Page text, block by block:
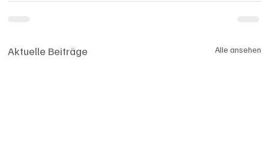
Aktuelle Beiträge Alle ansehen